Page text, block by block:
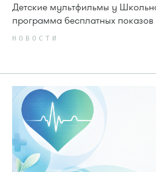
Детские мультфильмы у
программа бесплатных показов
НОВОСТИ